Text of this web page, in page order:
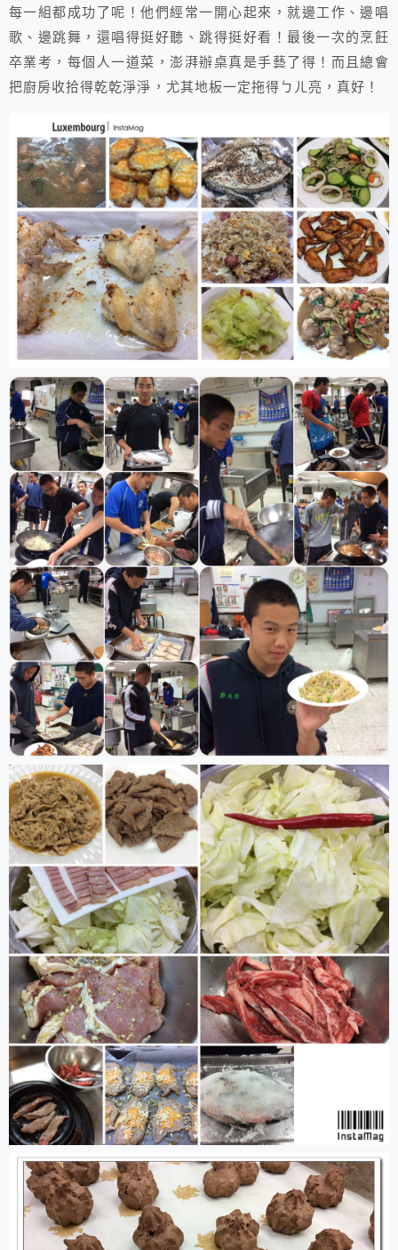
每一組都成功了呢！他們經常一開心起來，就邊工作、邊唱
歌、邊跳舞，還唱得挺好聽、跳得挺好看！最後一次的烹飪
卒業考，每個人一道菜，澎湃辦桌真是手藝了得！而且總會
把廚房收拾得乾乾淨淨，尤其地板一定拖得ㄅㄦ亮，真好！